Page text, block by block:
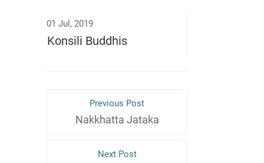
01 Jul, 2019
Konsili Buddhis
Previous Post
Nakkhatta Jataka
Next Post